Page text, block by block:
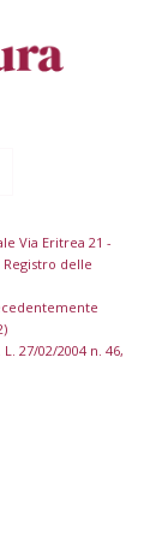
Via Eritrea 21 -
delle
27/02/2004 n. 46,